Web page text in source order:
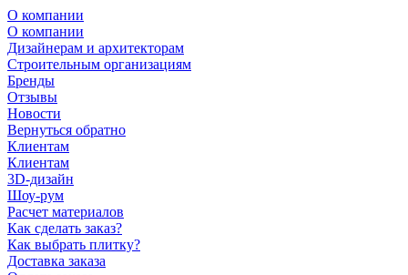
О компании
О компании
Дизайнерам и архитекторам
Строительным организациям
Бренды
Отзывы
Новости
Вернуться обратно
Клиентам
Клиентам
3D-дизайн
Шоу-рум
Расчет материалов
Как сделать заказ?
Как выбрать плитку?
Доставка заказа